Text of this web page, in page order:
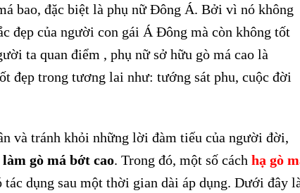
bao, đặc biệt là phụ nữ Đông Á. Bởi vì nó không
đẹp của người con gái Á Đông mà còn không tốt
ta quan điểm , phụ nữ sở hữu gò má cao là
đẹp trong tương lai như: tướng sát phu, cuộc đời
và tránh khỏi những lời đàm tiếu của người đời,
làm gò má bớt cao. Trong đó, một số cách hạ gò
dụng sau một thời gian dài áp dụng. Dưới đây